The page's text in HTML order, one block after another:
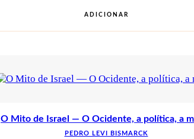
ADICIONAR
O Mito de Israel — O Ocidente, a política, a
PEDRO LEVI BISMARCK